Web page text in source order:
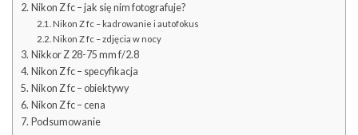
Nikon Z fc – jak się nim fotografuje?
Nikon Z fc – kadrowanie i autofokus
Nikon Z fc – zdjęcia w nocy
Nikkor Z 28-75 mm f/2.8
Nikon Z fc – specyfikacja
Nikon Z fc – obiektywy
Nikon Z fc – cena
Podsumowanie